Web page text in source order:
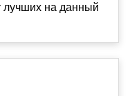
лучших на данный